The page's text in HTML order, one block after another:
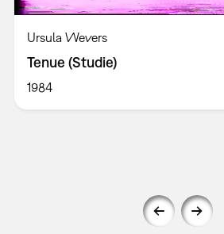
Ursula Wevers
Tenue (Studie)
1984